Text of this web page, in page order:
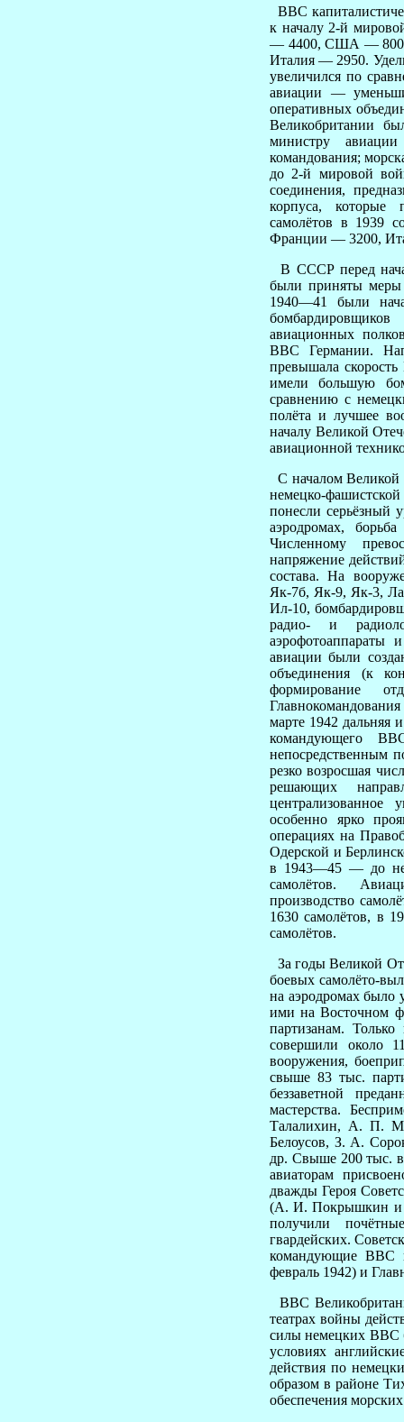
ВВС
к началу 2-й
— 4400, США —
Италия — 2950.
увеличился по
авиации —
оперативных
Великобритании
министру
командования;
до 2-й мировой
соединения,
корпуса, которые
самолётов в 1939
Франции — 3200,
В СССР перед
были приняты меры
1940—41 были
авиационных
ВВС Германии.
превышала
имели большую
сравнению с
полёта и лучшее
началу Великой
авиационной
С началом Великой
немецко-
понесли серьёзный
аэродромах,
Численному
напряжение
состава. На
Як-7б, Як-9, Як-3,
Ил-10,
радио- и
авиации были
объединения (к
формирование
марте 1942 дальняя
командующего
непосредственным
резко возросшая
решающих
особенно ярко
операциях на
Одерской и
в 1943—45 — до
самолётов.
производство
1630 самолётов, в
самолётов.
За годы Великой
боевых самолёто-
на аэродромах было
ими на Восточном
партизанам.
совершили около
вооружения,
свыше 83 тыс.
беззаветной
мастерства.
Талалихин, А. П.
Белоусов, З. А.
др. Свыше 200 тыс.
авиаторам
дважды Героя
(А. И. Покрышкин и
получили
гвардейских.
командующие ВВС
февраль 1942) и
ВВС
театрах войны
силы немецких ВВС
условиях
действия по
образом в районе
обеспечения